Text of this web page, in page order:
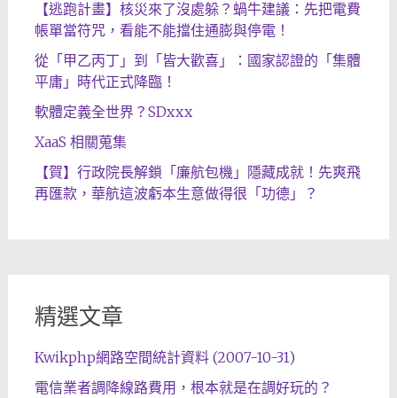
【逃跑計畫】核災來了沒處躲？蝸牛建議：先把電費
帳單當符咒，看能不能擋住通膨與停電！
從「甲乙丙丁」到「皆大歡喜」：國家認證的「集體
平庸」時代正式降臨！
軟體定義全世界？SDxxx
XaaS 相關蒐集
【賀】行政院長解鎖「廉航包機」隱藏成就！先爽飛
再匯款，華航這波虧本生意做得很「功德」？
精選文章
Kwikphp網路空間統計資料 (2007-10-31)
電信業者調降線路費用，根本就是在調好玩的？